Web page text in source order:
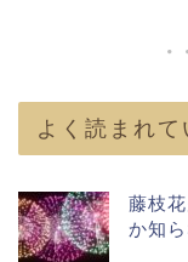
よく読まれて
藤枝
か知